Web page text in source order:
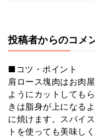
投稿者からのコメ
■コツ・ポイント
肩ロース塊肉はお肉
ようにカットしても
きは脂身が上になる
に焼けます。スパイ
トを使っても美味し